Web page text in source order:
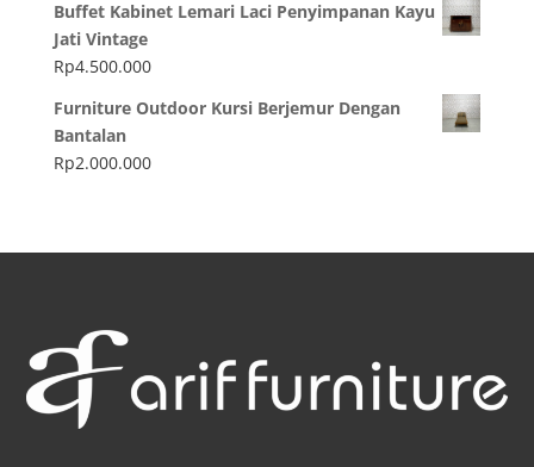
Buffet Kabinet Lemari Laci Penyimpanan Kayu
Jati Vintage
Rp4.500.000
Furniture Outdoor Kursi Berjemur Dengan
Bantalan
Rp2.000.000